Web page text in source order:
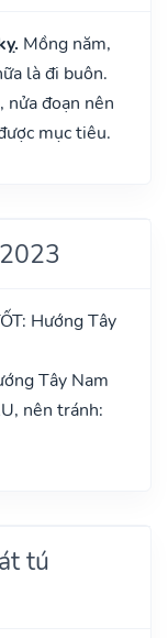
Mồng năm,
là đi buôn.
nửa đoạn nên
mục tiêu.
Hướng Tây
Tây Nam
nên tránh:
tú